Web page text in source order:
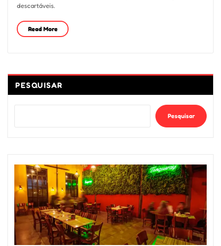
descartáveis.
Read More
PESQUISAR
Pesquisar